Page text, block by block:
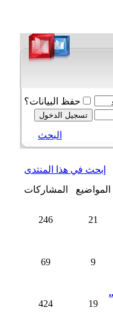
حفظ البيانات؟
البحث
إبحث في هذا المنتدى
المواضيع
المشاركات
21
246
69
19
424